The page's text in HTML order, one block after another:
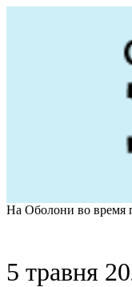
На Оболони во время
5 травня